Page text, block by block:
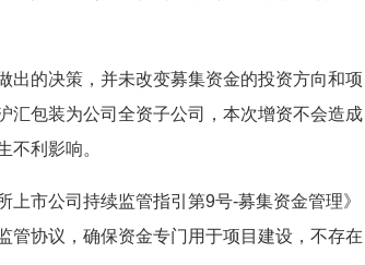
出的决策，并未改变募集资金的投资方向和项
汇包装为公司全资子公司，本次增资不会造成
不利影响。
市公司持续监管指引第9号-募集资金管理》
管协议，确保资金专门用于项目建设，不存在